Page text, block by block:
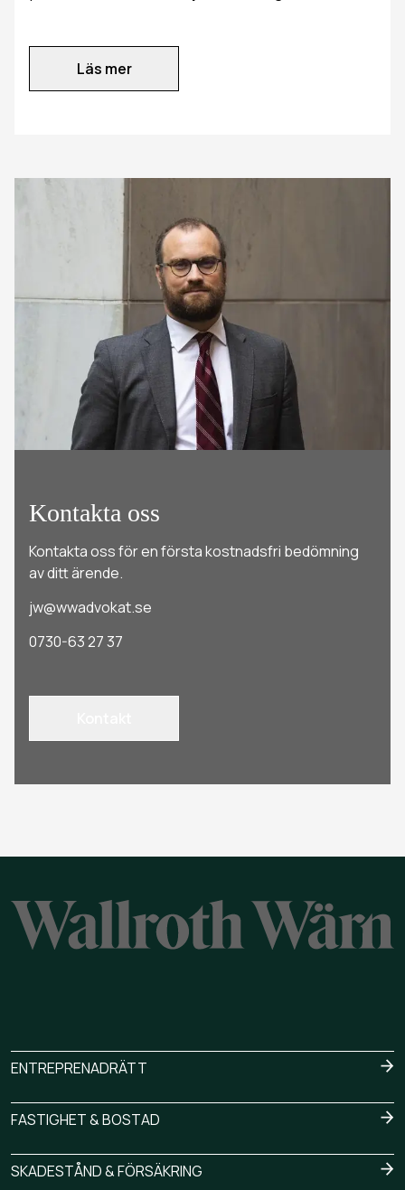
Läs mer
Kontakta oss
Kontakta oss för en första kostnadsfri bedömning
av ditt ärende.
jw@wwadvokat.se
0730-63 27 37
ENTREPRENADRÄTT
FASTIGHET & BOSTAD
SKADESTÅND & FÖRSÄKRING